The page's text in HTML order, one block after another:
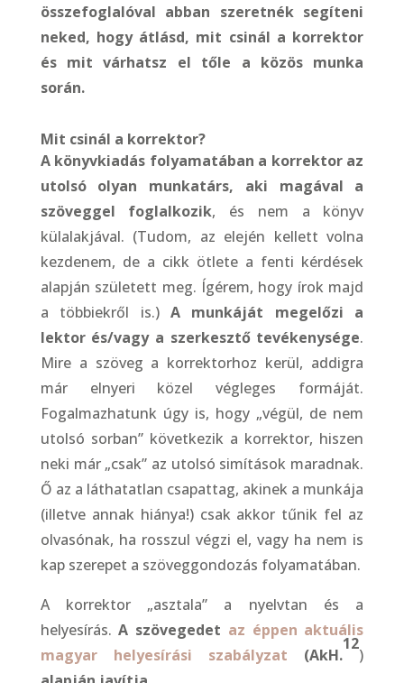
összefoglalóval abban szeretnék segíteni
neked, hogy átlásd, mit csinál a korrektor
és mit várhatsz el tőle a közös munka
során.
Mit csinál a korrektor?
A könyvkiadás folyamatában a korrektor az
utolsó olyan munkatárs, aki magával a
szöveggel foglalkozik, és nem a könyv
külalakjával. (Tudom, az elején kellett volna
kezdenem, de a cikk ötlete a fenti kérdések
alapján született meg. Ígérem, hogy írok majd
a többiekről is.) A munkáját megelőzi a
lektor és/vagy a szerkesztő tevékenysége.
Mire a szöveg a korrektorhoz kerül, addigra
már elnyeri közel végleges formáját.
Fogalmazhatunk úgy is, hogy „végül, de nem
utolsó sorban” következik a korrektor, hiszen
neki már „csak” az utolsó simítások maradnak.
Ő az a láthatatlan csapattag, akinek a munkája
(illetve annak hiánya!) csak akkor tűnik fel az
olvasónak, ha rosszul végzi el, vagy ha nem is
kap szerepet a szöveggondozás folyamatában.
A korrektor „asztala” a nyelvtan és a
helyesírás.A szövegedet az éppen aktuális
magyar helyesírási szabályzat (AkH.
12
)